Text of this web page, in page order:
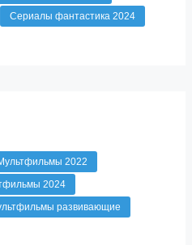
Сериалы фантастика 2024
2022
2024
развивающие